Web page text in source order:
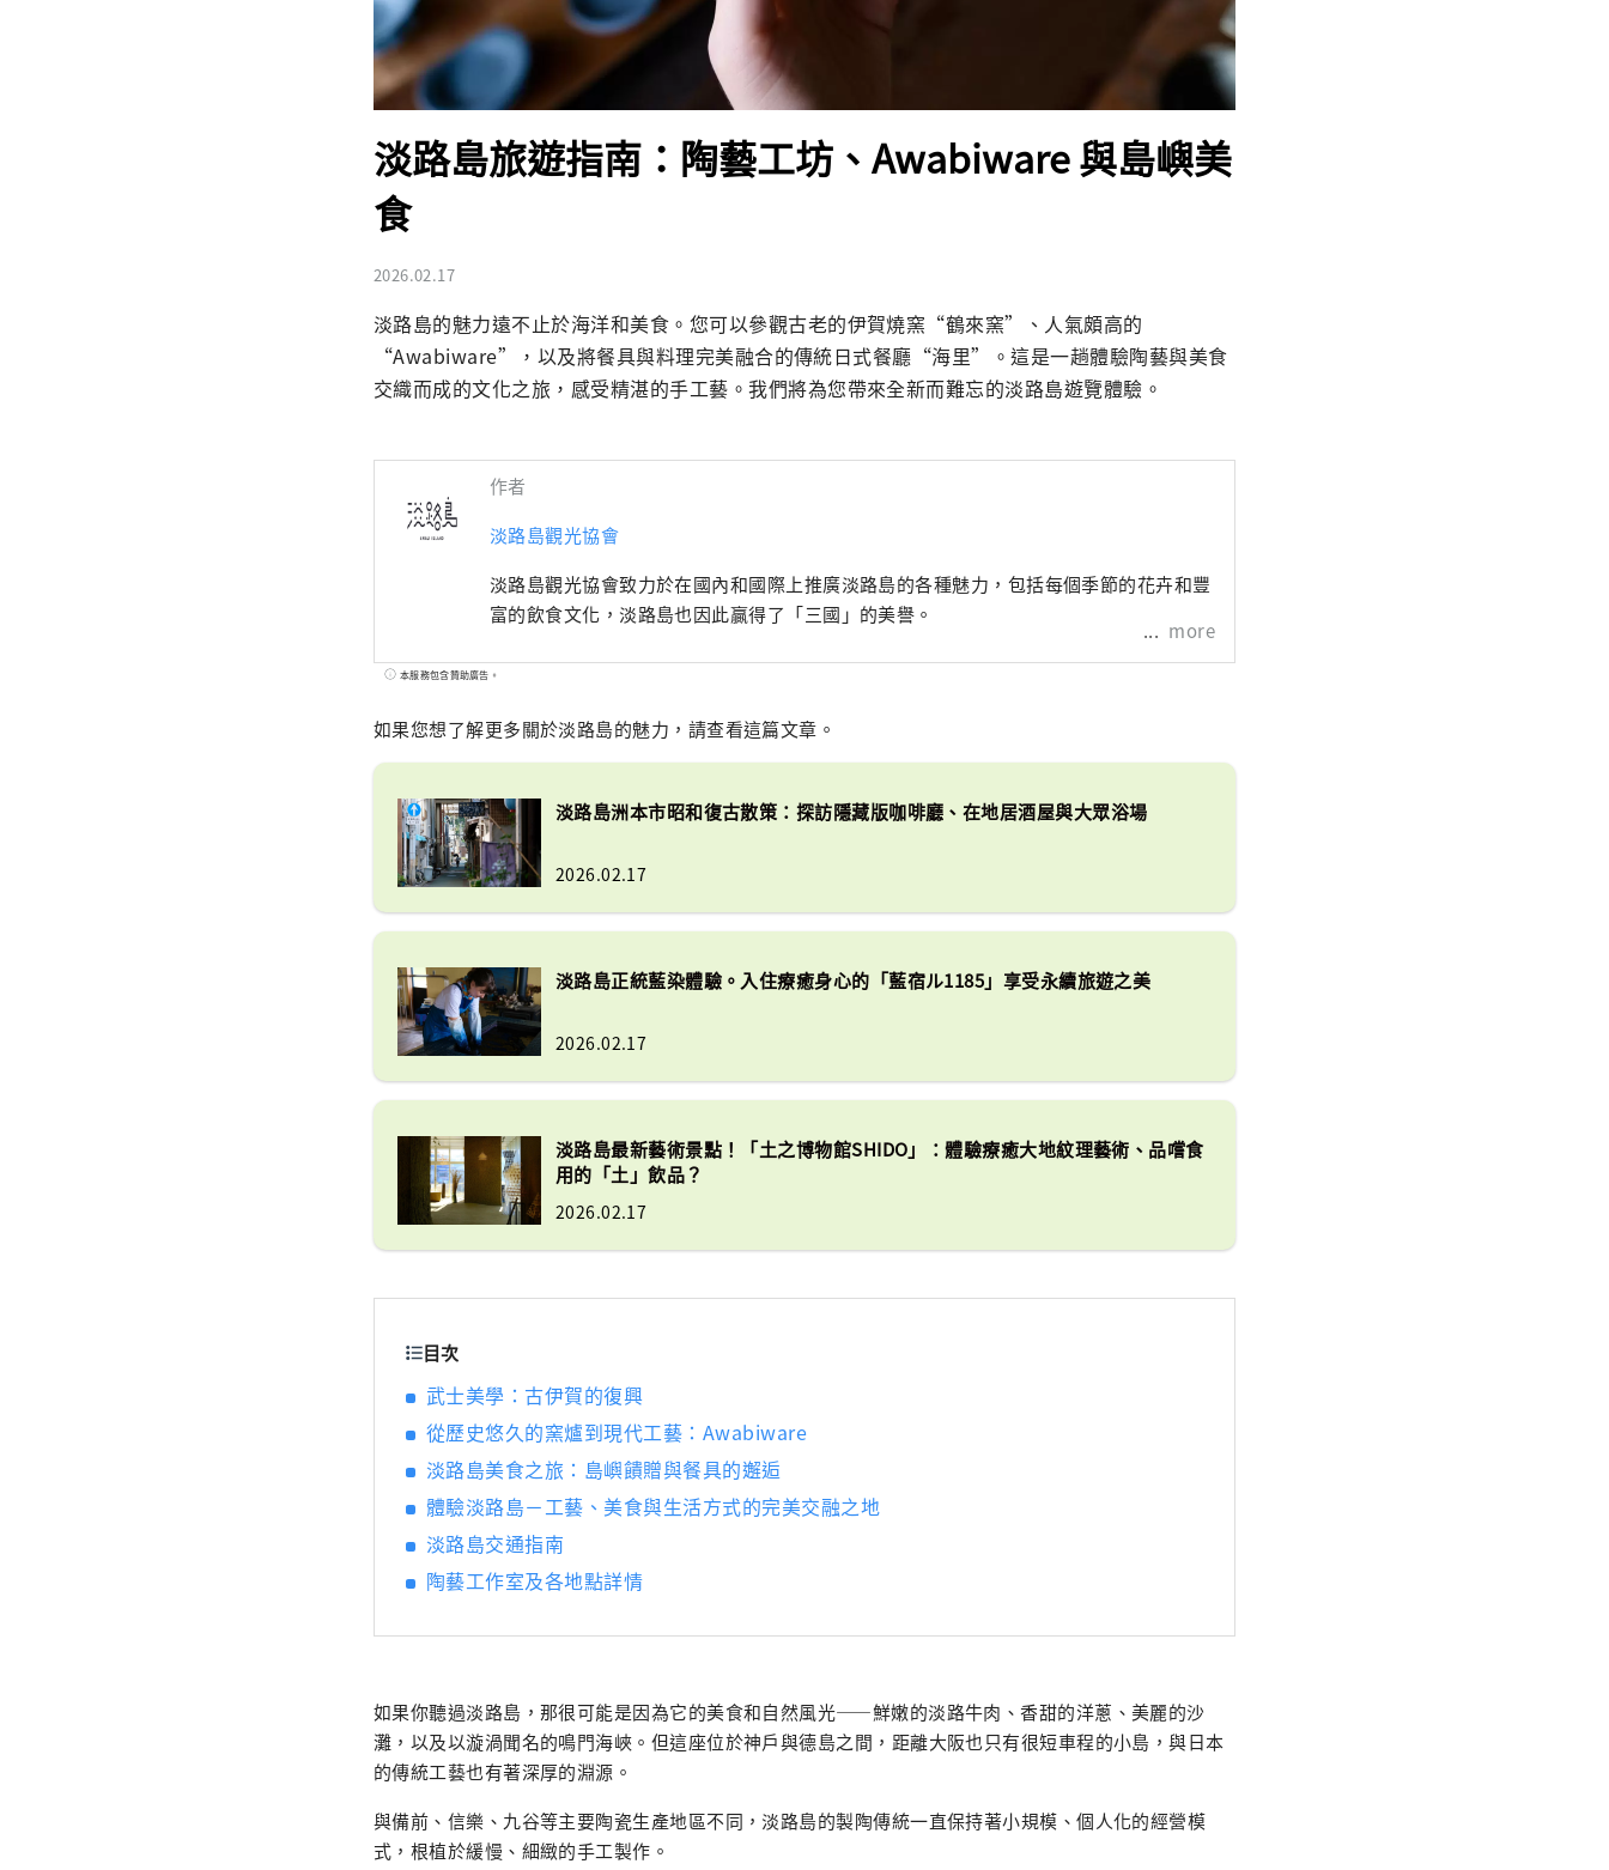
淡路島旅遊指南：陶藝工坊、Awabiware 與島嶼美
食
2026.02.17
淡路島的魅力遠不止於海洋和美食。您可以參觀古老的伊賀燒窯“鶴來窯”、人氣頗高的
“Awabiware”，以及將餐具與料理完美融合的傳統日式餐廳“海里”。這是一趟體驗陶藝與美食
交織而成的文化之旅，感受精湛的手工藝。我們將為您帶來全新而難忘的淡路島遊覽體驗。
作者
淡路島觀光協會
淡路島觀光協會致力於在國內和國際上推廣淡路島的各種魅力，包括每個季節的花卉和豐
富的飲食文化，淡路島也因此贏得了「三國」的美譽。
more
本服務包含贊助廣告。
如果您想了解更多關於淡路島的魅力，請查看這篇文章。
淡路島洲本市昭和復古散策：探訪隱藏版咖啡廳、在地居酒屋與大眾浴場
2026.02.17
淡路島正統藍染體驗。入住療癒身心的「藍宿ル1185」享受永續旅遊之美
2026.02.17
淡路島最新藝術景點！「土之博物館SHIDO」：體驗療癒大地紋理藝術、品嚐食
用的「土」飲品？
2026.02.17
目次
武士美學：古伊賀的復興
從歷史悠久的窯爐到現代工藝：Awabiware
淡路島美食之旅：島嶼饋贈與餐具的邂逅
體驗淡路島－工藝、美食與生活方式的完美交融之地
淡路島交通指南
陶藝工作室及各地點詳情
如果你聽過淡路島，那很可能是因為它的美食和自然風光——鮮嫩的淡路牛肉、香甜的洋蔥、美麗的沙
灘，以及以漩渦聞名的鳴門海峽。但這座位於神戶與德島之間，距離大阪也只有很短車程的小島，與日本
的傳統工藝也有著深厚的淵源。
與備前、信樂、九谷等主要陶瓷生產地區不同，淡路島的製陶傳統一直保持著小規模、個人化的經營模
式，根植於緩慢、細緻的手工製作。